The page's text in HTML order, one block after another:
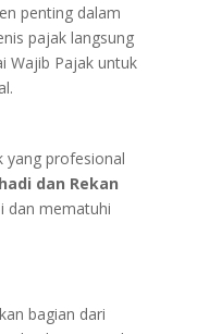
penting dalam
pajak langsung
Wajib Pajak untuk
yang profesional
dan Rekan
dan mematuhi
bagian dari